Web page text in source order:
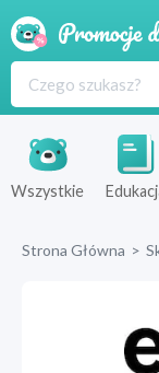
Wszystkie
Strona Główna >